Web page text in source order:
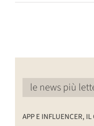
le news più
APP E INFLUENCER,